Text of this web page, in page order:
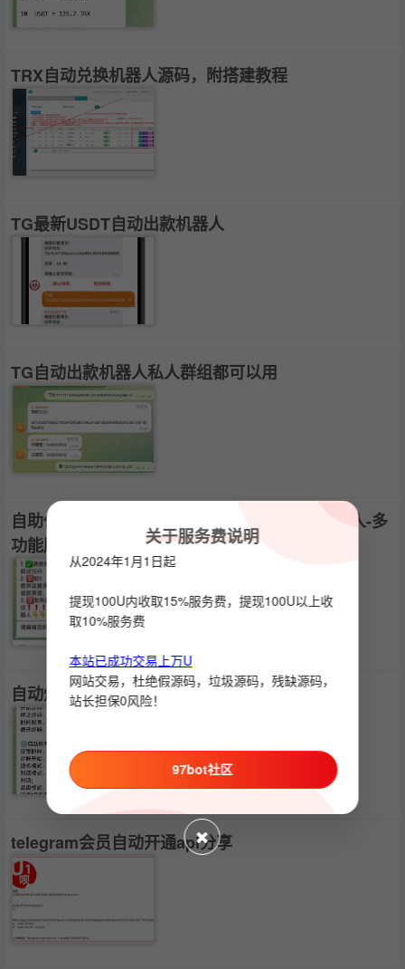
TRX自动兑换机器人源码，附搭建教程
TG最新USDT自动出款机器人
TG自动出款机器人私人群组都可以用
自助供需+炒群+智能群管+全局广播四合一机器人-多
功能版本
自动炒群机器人
telegram会员自动开通api分享
关于服务费说明
从2024年1月1日起
提现100U内收取15%服务费，提现100U以上收
取10%服务费
本站已成功交易上万U
网站交易，杜绝假源码，垃圾源码，残缺源码，
站长担保0风险！
97bot社区